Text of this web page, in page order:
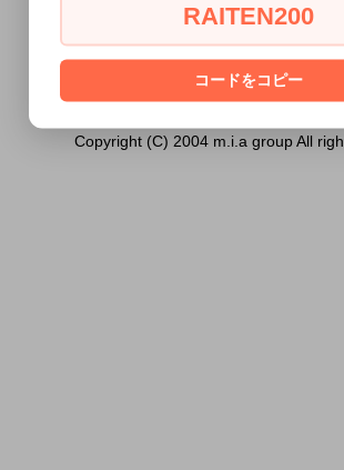
あなたは18歳以上ですか？
[ はい ] [ いいえ ]
Copyright (C) 2004 m.i.a group All
RAITEN200
コードをコピー